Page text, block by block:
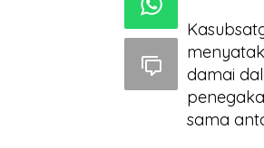
damai
sama